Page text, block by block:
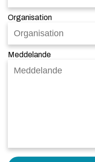
Organisation
Meddelande